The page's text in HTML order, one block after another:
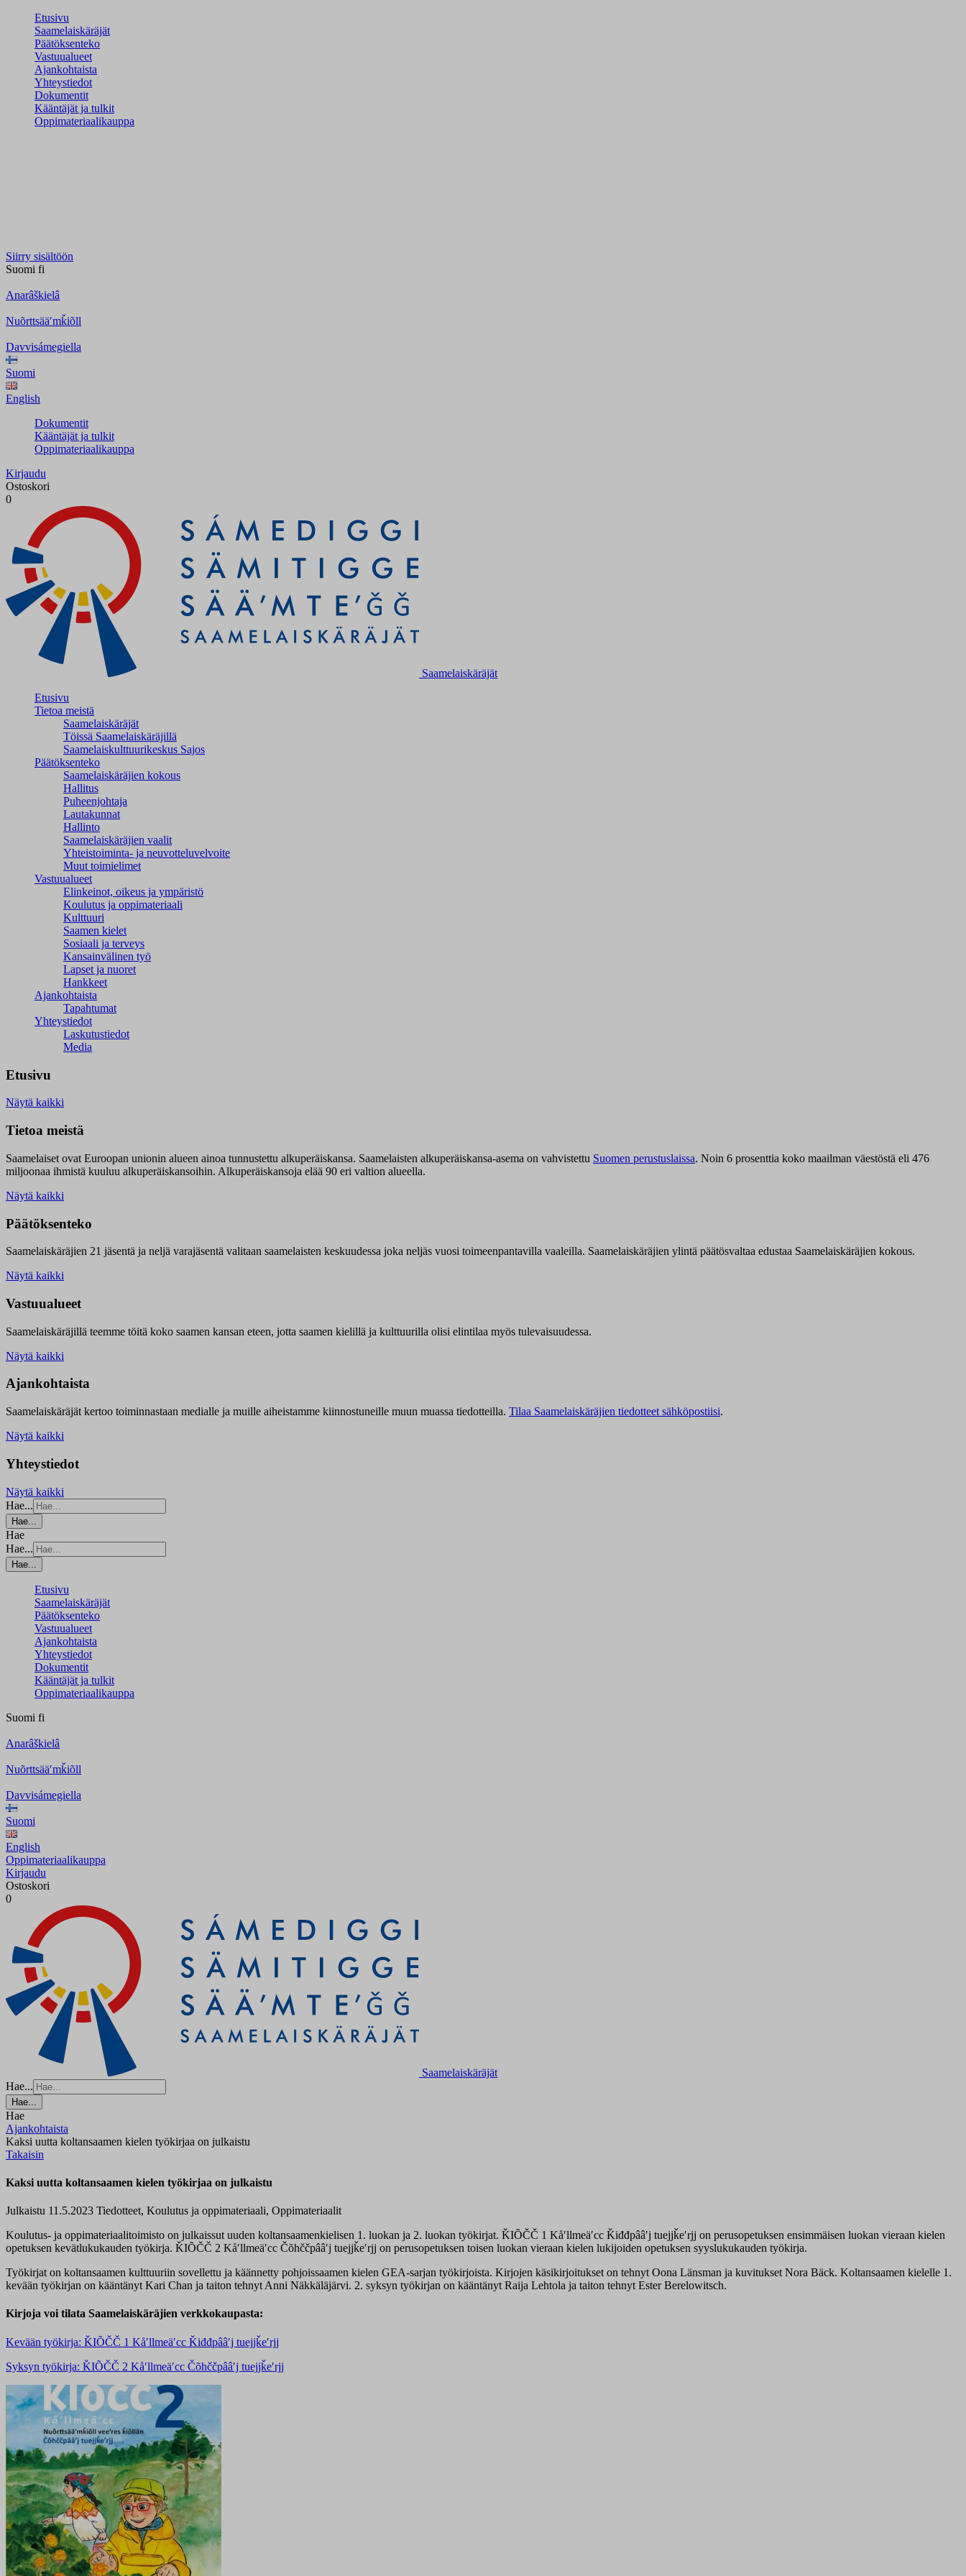
Etusivu
Saamelaiskäräjät
Päätöksenteko
Vastuualueet
Ajankohtaista
Yhteystiedot
Dokumentit
Kääntäjät ja tulkit
Oppimateriaalikauppa
Siirry sisältöön
Suomi fi
Anarâškielâ
Nuõrttsääʹmǩiõll
Davvisámegiella
Suomi
English
Dokumentit
Kääntäjät ja tulkit
Oppimateriaalikauppa
Kirjaudu
Ostoskori
0
Saamelaiskäräjät
Etusivu
Tietoa meistä
Saamelaiskäräjät
Töissä Saamelaiskäräjillä
Saamelaiskulttuuri­keskus Sajos
Päätöksenteko
Saamelaiskäräjien kokous
Hallitus
Puheenjohtaja
Lautakunnat
Hallinto
Saamelaiskäräjien vaalit
Yhteistoiminta- ja neuvotteluvelvoite
Muut toimielimet
Vastuualueet
Elinkeinot, oikeus ja ympäristö
Koulutus ja oppimateriaali
Kulttuuri
Saamen kielet
Sosiaali ja terveys
Kansainvälinen työ
Lapset ja nuoret
Hankkeet
Ajankohtaista
Tapahtumat
Yhteystiedot
Laskutustiedot
Media
Etusivu
Näytä kaikki
Tietoa meistä
Saamelaiset ovat Euroopan unionin alueen ainoa tunnustettu alkuperäiskansa. Saamelaisten alkuperäiskansa-asema on vahvistettu Suomen perustuslaissa. Noin 6 prosenttia koko maailman väestöstä eli 476
miljoonaa ihmistä kuuluu alkuperäiskansoihin. Alkuperäiskansoja elää 90 eri valtion alueella.
Näytä kaikki
Päätöksenteko
Saamelaiskäräjien 21 jäsentä ja neljä varajäsentä valitaan saamelaisten keskuudessa joka neljäs vuosi toimeenpantavilla vaaleilla. Saamelaiskäräjien ylintä päätösvaltaa edustaa Saamelaiskäräjien kokous.
Näytä kaikki
Vastuualueet
Saamelaiskäräjillä teemme töitä koko saamen kansan eteen, jotta saamen kielillä ja kulttuurilla olisi elintilaa myös tulevaisuudessa.
Näytä kaikki
Ajankohtaista
Saamelaiskäräjät kertoo toiminnastaan medialle ja muille aiheistamme kiinnostuneille muun muassa tiedotteilla. Tilaa Saamelaiskäräjien tiedotteet sähköpostiisi.
Näytä kaikki
Yhteystiedot
Näytä kaikki
Hae...
Hae...
Hae
Hae...
Hae...
Etusivu
Saamelaiskäräjät
Päätöksenteko
Vastuualueet
Ajankohtaista
Yhteystiedot
Dokumentit
Kääntäjät ja tulkit
Oppimateriaalikauppa
Suomi fi
Anarâškielâ
Nuõrttsääʹmǩiõll
Davvisámegiella
Suomi
English
Oppimateriaalikauppa
Kirjaudu
Ostoskori
0
Saamelaiskäräjät
Hae...
Hae...
Hae
Ajankohtaista
Kaksi uutta koltansaamen kielen työkirjaa on julkaistu
Takaisin
Kaksi uutta koltansaamen kielen työkirjaa on julkaistu
Julkaistu 11.5.2023 Tiedotteet, Koulutus ja oppimateriaali, Oppimateriaalit
Koulutus- ja oppimateriaalitoimisto on julkaissut uuden koltansaamenkielisen 1. luokan ja 2. luokan työkirjat. ǨIÕČČ 1 Kåʹllmeäʹcc Ǩiđđpââʹj tuejjǩeʹrjj on perusopetuksen ensimmäisen luokan vieraan kielen
opetuksen kevätlukukauden työkirja. ǨIÕČČ 2 Kåʹllmeäʹcc Čõhččpââʹj tuejjǩeʹrjj on perusopetuksen toisen luokan vieraan kielen lukijoiden opetuksen syyslukukauden työkirja.
Työkirjat on koltansaamen kulttuuriin sovellettu ja käännetty pohjoissaamen kielen GEA-sarjan työkirjoista. Kirjojen käsikirjoitukset on tehnyt Oona Länsman ja kuvitukset Nora Bäck. Koltansaamen kielelle 1.
kevään työkirjan on kääntänyt Kari Chan ja taiton tehnyt Anni Näkkäläjärvi. 2. syksyn työkirjan on kääntänyt Raija Lehtola ja taiton tehnyt Ester Berelowitsch.
Kirjoja voi tilata Saamelaiskäräjien verkkokaupasta:
Kevään työkirja: ǨIÕČČ 1 Kåʹllmeäʹcc Ǩiđđpââʹj tuejjǩeʹrjj
Syksyn työkirja: ǨIÕČČ 2 Kåʹllmeäʹcc Čõhččpââʹj tuejjǩeʹrjj